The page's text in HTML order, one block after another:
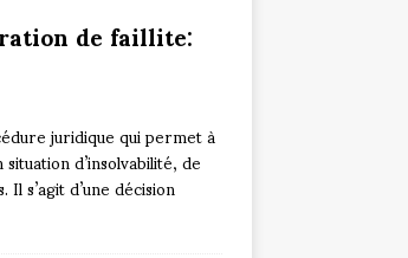
de faillite:
juridique qui permet à
d’insolvabilité, de
s’agit d’une décision